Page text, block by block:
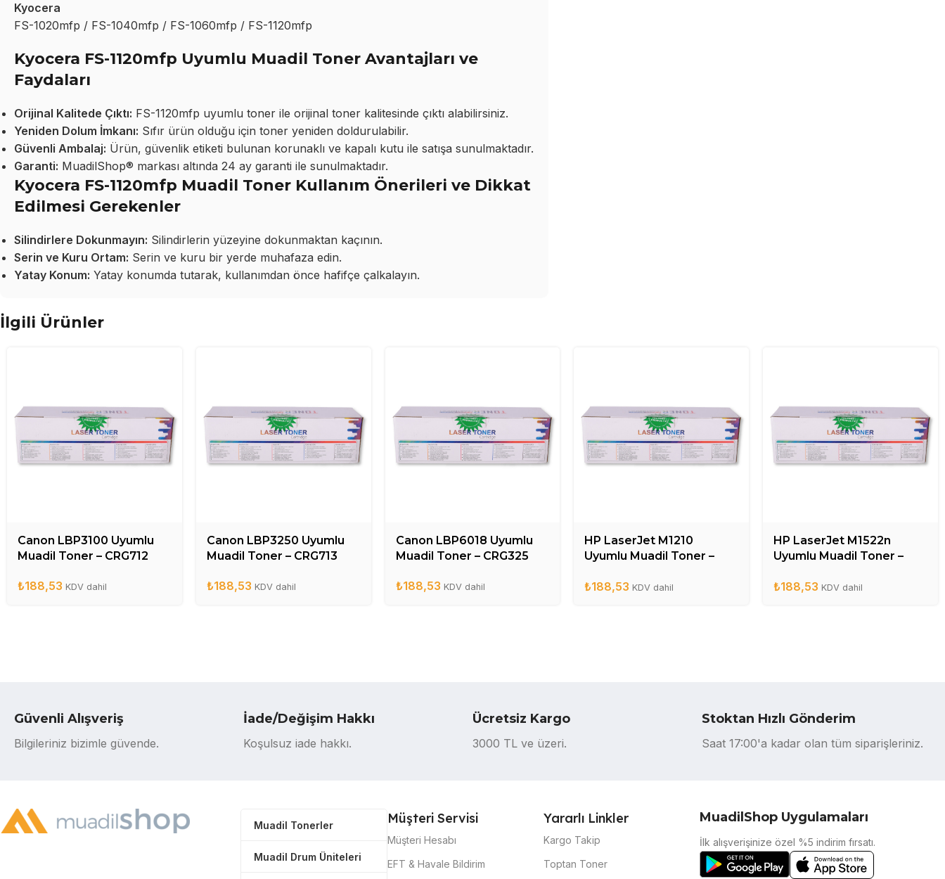
Kyocera
FS-1020mfp / FS-1040mfp / FS-1060mfp / FS-1120mfp
Kyocera FS-1120mfp Uyumlu Muadil Toner Avantajları ve
Faydaları
Orijinal Kalitede Çıktı: FS-1120mfp uyumlu toner ile orijinal toner kalitesinde çıktı alabilirsiniz.
Yeniden Dolum İmkanı: Sıfır ürün olduğu için toner yeniden doldurulabilir.
Güvenli Ambalaj: Ürün, güvenlik etiketi bulunan korunaklı ve kapalı kutu ile satışa sunulmaktadır.
Garanti: MuadilShop® markası altında 24 ay garanti ile sunulmaktadır.
Kyocera FS-1120mfp Muadil Toner Kullanım Önerileri ve Dikkat
Edilmesi Gerekenler
Silindirlere Dokunmayın: Silindirlerin yüzeyine dokunmaktan kaçının.
Serin ve Kuru Ortam: Serin ve kuru bir yerde muhafaza edin.
Yatay Konum: Yatay konumda tutarak, kullanımdan önce hafifçe çalkalayın.
İlgili Ürünler
Canon LBP3100 Uyumlu
Muadil Toner – CRG712
₺188,53 KDV dahil
Canon LBP3250 Uyumlu
Muadil Toner – CRG713
₺188,53 KDV dahil
Canon LBP6018 Uyumlu
Muadil Toner – CRG325
₺188,53 KDV dahil
HP LaserJet M1210
Uyumlu Muadil Toner –
₺188,53 KDV dahil
HP LaserJet M1522n
Uyumlu Muadil Toner –
₺188,53 KDV dahil
Güvenli Alışveriş
Bilgileriniz bizimle güvende.
İade/Değişim Hakkı
Koşulsuz iade hakkı.
Ücretsiz Kargo
3000 TL ve üzeri.
Stoktan Hızlı Gönderim
Saat 17:00'a kadar olan tüm siparişleriniz.
Muadil Tonerler
Muadil Drum Üniteleri
Müşteri Servisi
Müşteri Hesabı
EFT & Havale Bildirim
Yararlı Linkler
Kargo Takip
Toptan Toner
MuadilShop Uygulamaları
İlk alışverişinize özel %5 indirim fırsatı.